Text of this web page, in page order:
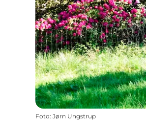
Foto: Jørn Ungstrup